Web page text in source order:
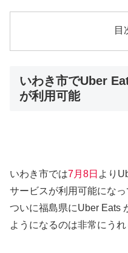
目
いわき市でUber
が利用可能
いわき市では7月8日 より
サービスが利用可能になっ
ついに福島県にUber Eats
ようになるのは非常にうれ